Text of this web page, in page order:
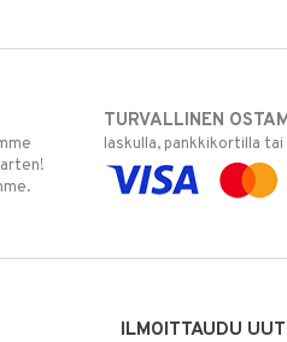
TURVALLINEN
laskulla, pankkikortilla
ILMOITTAUDU